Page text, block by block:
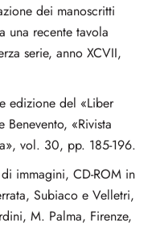
dei manoscritti
una recente tavola
serie, anno XCVII,
edizione del «Liber
«Rivista
vol. 30, pp. 185-196.
immagini, CD-ROM in
Subiaco e Velletri,
M. Palma, Firenze,